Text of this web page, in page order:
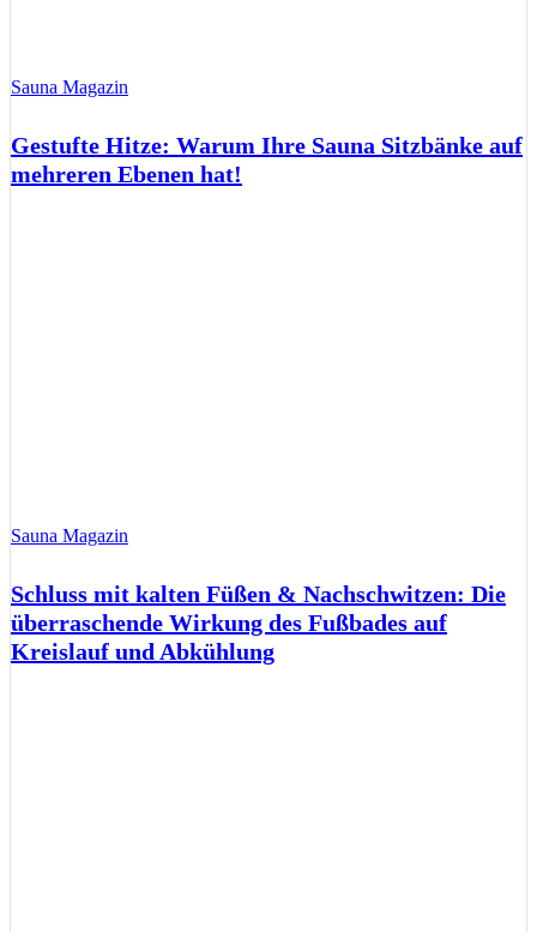
Sauna Magazin
Gestufte Hitze: Warum Ihre Sauna Sitzbänke auf
mehreren Ebenen hat!
Sauna Magazin
Schluss mit kalten Füßen & Nachschwitzen: Die
überraschende Wirkung des Fußbades auf
Kreislauf und Abkühlung